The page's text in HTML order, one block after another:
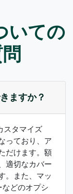
いての
ますか？
スタマイズ
っており、ア
だけます。額
適切なカバー
。また、マッ
などのオプシ